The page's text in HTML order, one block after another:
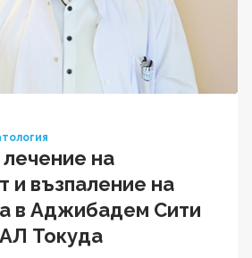
на
и възпаление на
в Аджибадем Сити
Токуда